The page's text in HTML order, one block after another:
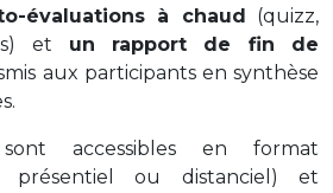
évaluations à chaud (quizz,
et un rapport de fin de
aux participants en synthèse
accessibles en format
ou distanciel) et